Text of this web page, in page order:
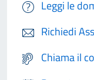
Leggi le
Richiedi
Chiama il